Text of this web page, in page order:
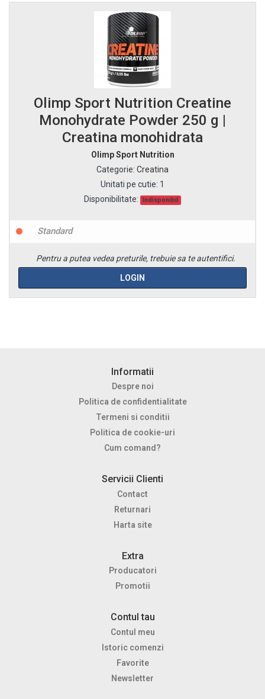
Olimp Sport Nutrition Creatine
Monohydrate Powder 250 g |
Creatina monohidrata
Olimp Sport Nutrition
Categorie: Creatina
Unitati pe cutie: 1
Disponibilitate:
Indisponibil
Standard
Pentru a putea vedea preturile, trebuie sa te autentifici.
LOGIN
Informatii
Despre noi
Politica de confidentialitate
Termeni si conditii
Politica de cookie-uri
Cum comand?
Servicii Clienti
Contact
Returnari
Harta site
Extra
Producatori
Promotii
Contul tau
Contul meu
Istoric comenzi
Favorite
Newsletter